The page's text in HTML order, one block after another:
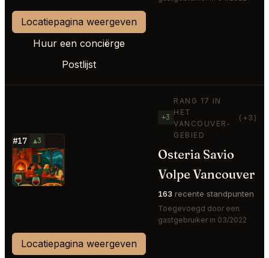
Locatiepagina weergeven
Huur een conciërge
Postlijst
#17 ▲3
⭐
+3
RANG 17 IN
HET
VANCOUVER-
GEBIED
(+3)
Osteria Savio
Volpe Vancouver
163 recente standpunten
Toegevoegd door een
gastgebruiker in 03/2022
Locatiepagina weergeven